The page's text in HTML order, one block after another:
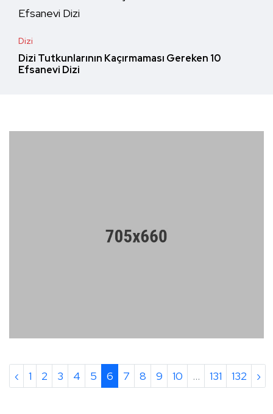
Dizi
Dizi Tutkunlarının Kaçırmaması Gereken 10
Efsanevi Dizi
‹ 1 2 3 4 5 6 7 8 9 10 ... 131 132 ›